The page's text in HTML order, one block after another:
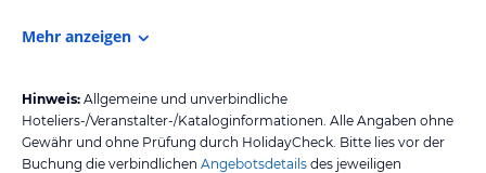
Mehr anzeigen
Hinweis: Allgemeine und unverbindliche
Hoteliers-/Veranstalter-/Kataloginformationen. Alle Angaben ohne
Gewähr und ohne Prüfung durch HolidayCheck. Bitte lies vor der
Buchung die verbindlichen Angebotsdetails des jeweiligen